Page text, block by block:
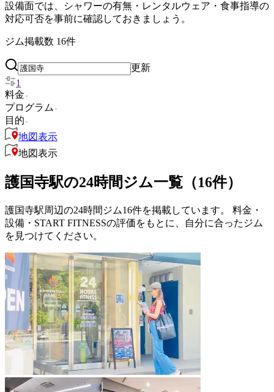
設備面では、シャワーの有無・レンタルウェア・食事指導の
対応可否を事前に確認しておきましょう。
ジム掲載数 16件
更新
1
料金
プログラム
目的
地図表示
地図表示
護国寺駅の24時間ジム一覧（16件）
護国寺駅周辺の24時間ジム16件を掲載しています。 料金・
設備・START FITNESSの評価をもとに、自分に合ったジム
を見つけてください。